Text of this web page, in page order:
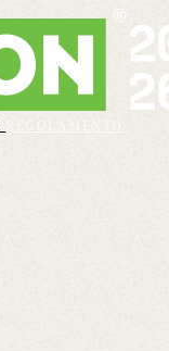
REGOLAMENTO